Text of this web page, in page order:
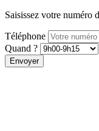
Saisissez votre numéro
Téléphone
Quand ?
Envoyer